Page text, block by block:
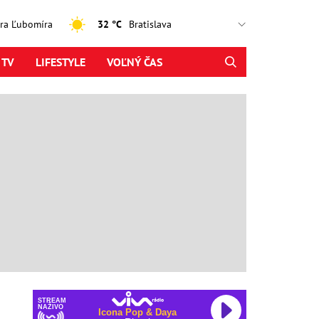
Ľubomíra 32 °C
LIFESTYLE VOĽNÝ ČAS
STREAM
NAŽIVO
Icona Pop & Daya